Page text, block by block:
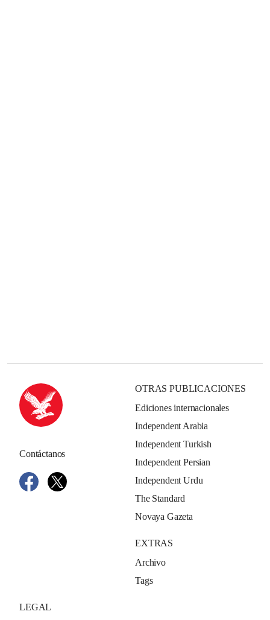
Contáctanos
OTRAS PUBLICACIONES
Ediciones internacionales
Independent Arabia
Independent Turkish
Independent Persian
Independent Urdu
The Standard
Novaya Gazeta
EXTRAS
Archivo
Tags
LEGAL